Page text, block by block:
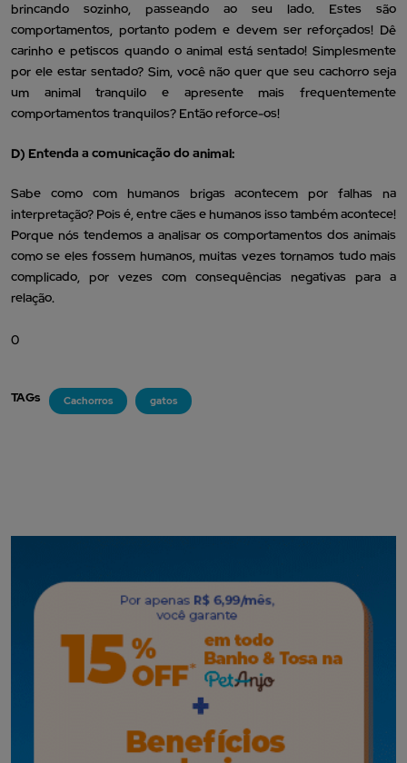
brincando sozinho, passeando ao seu lado. Estes são
comportamentos, portanto podem e devem ser reforçados! Dê
carinho e petiscos quando o animal está sentado! Simplesmente
por ele estar sentado? Sim, você não quer que seu cachorro seja
um animal tranquilo e apresente mais frequentemente
comportamentos tranquilos? Então reforce-os!
D) Entenda a comunicação do animal:
Sabe como com humanos brigas acontecem por falhas na
interpretação? Pois é, entre cães e humanos isso também acontece!
Porque nós tendemos a analisar os comportamentos dos animais
como se eles fossem humanos, muitas vezes tornamos tudo mais
complicado, por vezes com consequências negativas para a
relação.
0
TAGs Cachorros gatos